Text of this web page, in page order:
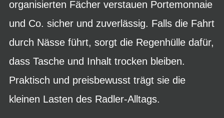
organisierten Fächer verstauen Portemonnaie
und Co. sicher und zuverlässig. Falls die Fahrt
durch Nässe führt, sorgt die Regenhülle dafür,
dass Tasche und Inhalt trocken bleiben.
Praktisch und preisbewusst trägt sie die
kleinen Lasten des Radler-Alltags.